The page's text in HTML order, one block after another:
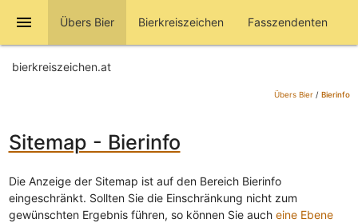
menu Übers Bier Bierkreiszeichen Fasszendenten
bierkreiszeichen.at
Übers Bier/ Bierinfo
Sitemap - Bierinfo
Die Anzeige der Sitemap ist auf den Bereich Bierinfo
eingeschränkt. Sollten Sie die Einschränkung nicht zum
gewünschten Ergebnis führen, so können Sie auch eine Ebene